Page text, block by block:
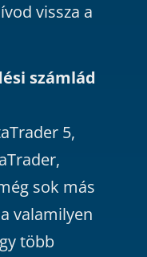
vissza a
számlád
5,
sok más
valamilyen
több